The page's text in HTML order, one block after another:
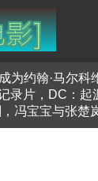
成为约翰·马尔科
录片，DC：起
冯宝宝与张楚